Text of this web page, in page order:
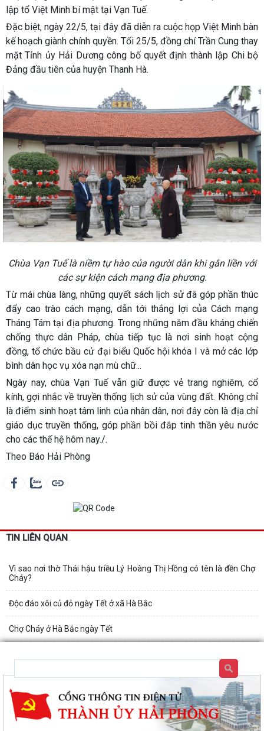
lập tổ Việt Minh bí mật tại Vạn Tuế.
Đặc biệt, ngày 22/5, tại đây đã diễn ra cuộc họp Việt Minh bàn
kế hoạch giành chính quyền. Tối 25/5, đồng chí Trần Cung thay
mặt Tỉnh ủy Hải Dương công bố quyết định thành lập Chi bộ
Đảng đầu tiên của huyện Thanh Hà.
Chùa Vạn Tuế là niềm tự hào của người dân khi gắn liền với
các sự kiện cách mạng địa phương.
Từ mái chùa làng, những quyết sách lịch sử đã góp phần thúc
đẩy cao trào cách mạng, dẫn tới thắng lợi của Cách mạng
Tháng Tám tại địa phương. Trong những năm đầu kháng chiến
chống thực dân Pháp, chùa tiếp tục là nơi sinh hoạt cộng
đồng, tổ chức bầu cử đại biểu Quốc hội khóa I và mở các lớp
bình dân học vụ xóa nạn mù chữ...
Ngày nay, chùa Vạn Tuế vẫn giữ được vẻ trang nghiêm, cổ
kính, gợi nhắc về truyền thống lịch sử của vùng đất. Không chỉ
là điểm sinh hoạt tâm linh của nhân dân, nơi đây còn là địa chỉ
giáo dục truyền thống, góp phần bồi đắp tinh thần yêu nước
cho các thế hệ hôm nay./.
Theo Báo Hải Phòng
TIN LIÊN QUAN
Vì sao nơi thờ Thái hậu triều Lý Hoàng Thị Hồng có tên là đền Chợ
Cháy?
Độc đáo xôi củ đỏ ngày Tết ở xã Hà Bắc
Chợ Cháy ở Hà Bắc ngày Tết